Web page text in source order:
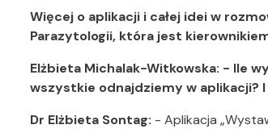
Więcej o aplikacji i całej idei w
Parazytologii, która jest
Elżbieta Michalak-Witkowska: - Ile
wszystkie odnajdziemy w aplikacji?
Dr Elżbieta Sontag: - Aplikacja